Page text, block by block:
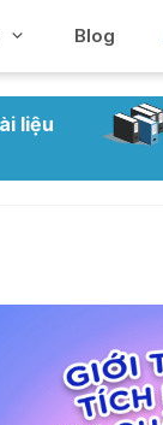
Blog
liệu